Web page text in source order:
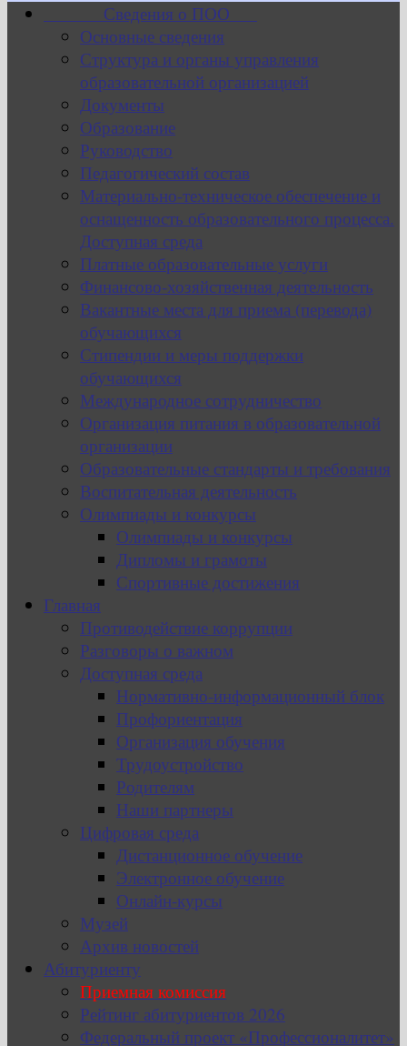
Сведения о ПОО
Основные сведения
Структура и органы управления
образовательной организацией
Документы
Образование
Руководство
Педагогический состав
Материально-техническое обеспечение и
оснащенность образовательного процесса.
Доступная среда
Платные образовательные услуги
Финансово-хозяйственная деятельность
Вакантные места для приема (перевода)
обучающихся
Стипендии и меры поддержки
обучающихся
Международное сотрудничество
Организация питания в образовательной
организации
Образовательные стандарты и требования
Воспитательная деятельность
Олимпиады и конкурсы
Олимпиады и конкурсы
Дипломы и грамоты
Спортивные достижения
Главная
Противодействие коррупции
Разговоры о важном
Доступная среда
Нормативно-информационный блок
Профориентация
Организация обучения
Трудоустройство
Родителям
Наши партнеры
Цифровая среда
Дистанционное обучение
Электронное обучение
Онлайн-курсы
Музей
Архив новостей
Абитуриенту
Приемная комиссия
Рейтинг абитуриентов 2026
Федеральный проект «Профессионалитет»